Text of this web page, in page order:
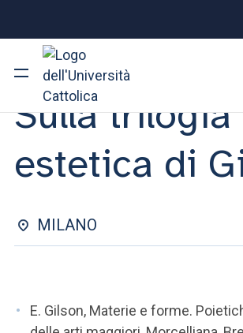
Ateneo
Corsi di studio
Ricerca
Facoltà e campus
SEI UNO STUDENTE ISCRITTO?
Eventi Milano Sulla trilogia
INCONTRO | 17 MAGGIO 2023
Sulla trilogia
estetica di
MILANO
E. Gilson, Materie e forme.